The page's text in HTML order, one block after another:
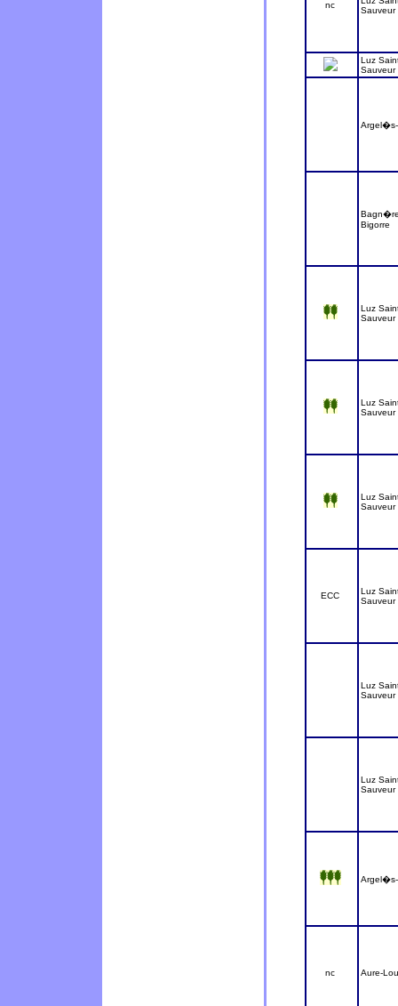
nc
Sauveur
Luz
Sauveur
Bigorre
Luz
Sauveur
Luz
Sauveur
Luz
Sauveur
ECC
Luz
Sauveur
Luz
Sauveur
Luz
Sauveur
nc Aure-